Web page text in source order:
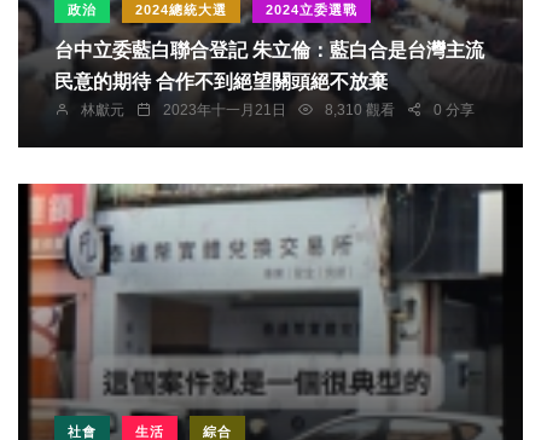
政治 2024總統大選 2024立委選戰
台中立委藍白聯合登記 朱立倫：藍白合是台灣主流
民意的期待 合作不到絕望關頭絕不放棄
林獻元 2023年十一月21日 8,310 觀看 0 分享
社會 生活 綜合